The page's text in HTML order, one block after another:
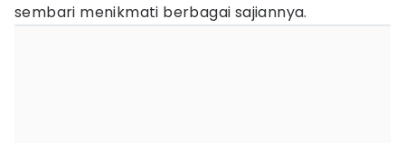
sembari menikmati berbagai sajiannya.